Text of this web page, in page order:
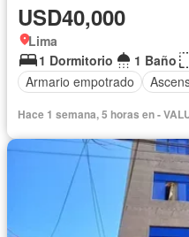
USD40,000
Lima
1 Dormitorio
1 Baño
Armario empotrado
Hace 1 semana, 5 horas en -